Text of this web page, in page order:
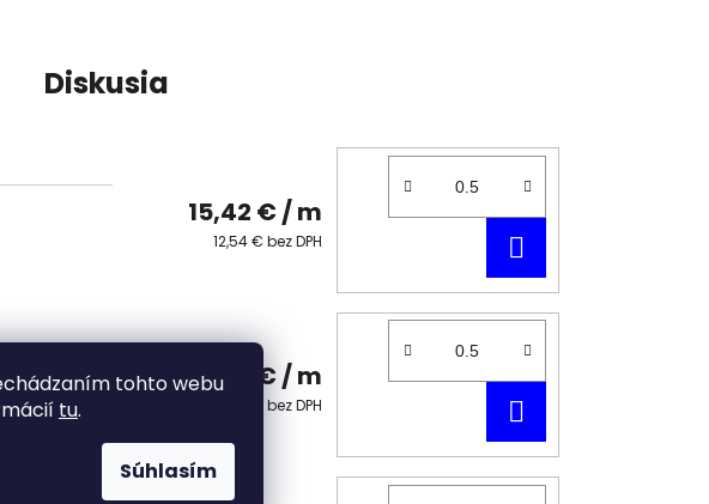
tohto webu
tu.
Súhlasím
Diskusia
15,42 € / m
12,54 € bez DPH
KOŠÍKA
15,42 €/ m
12,54 € bez DPH
KOŠÍKA